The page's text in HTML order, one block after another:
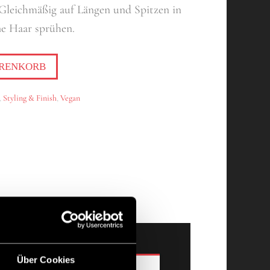
Über Cookies
auf Längen und Spitzen in
Haar sprühen.
Styling & Finish, Vegan